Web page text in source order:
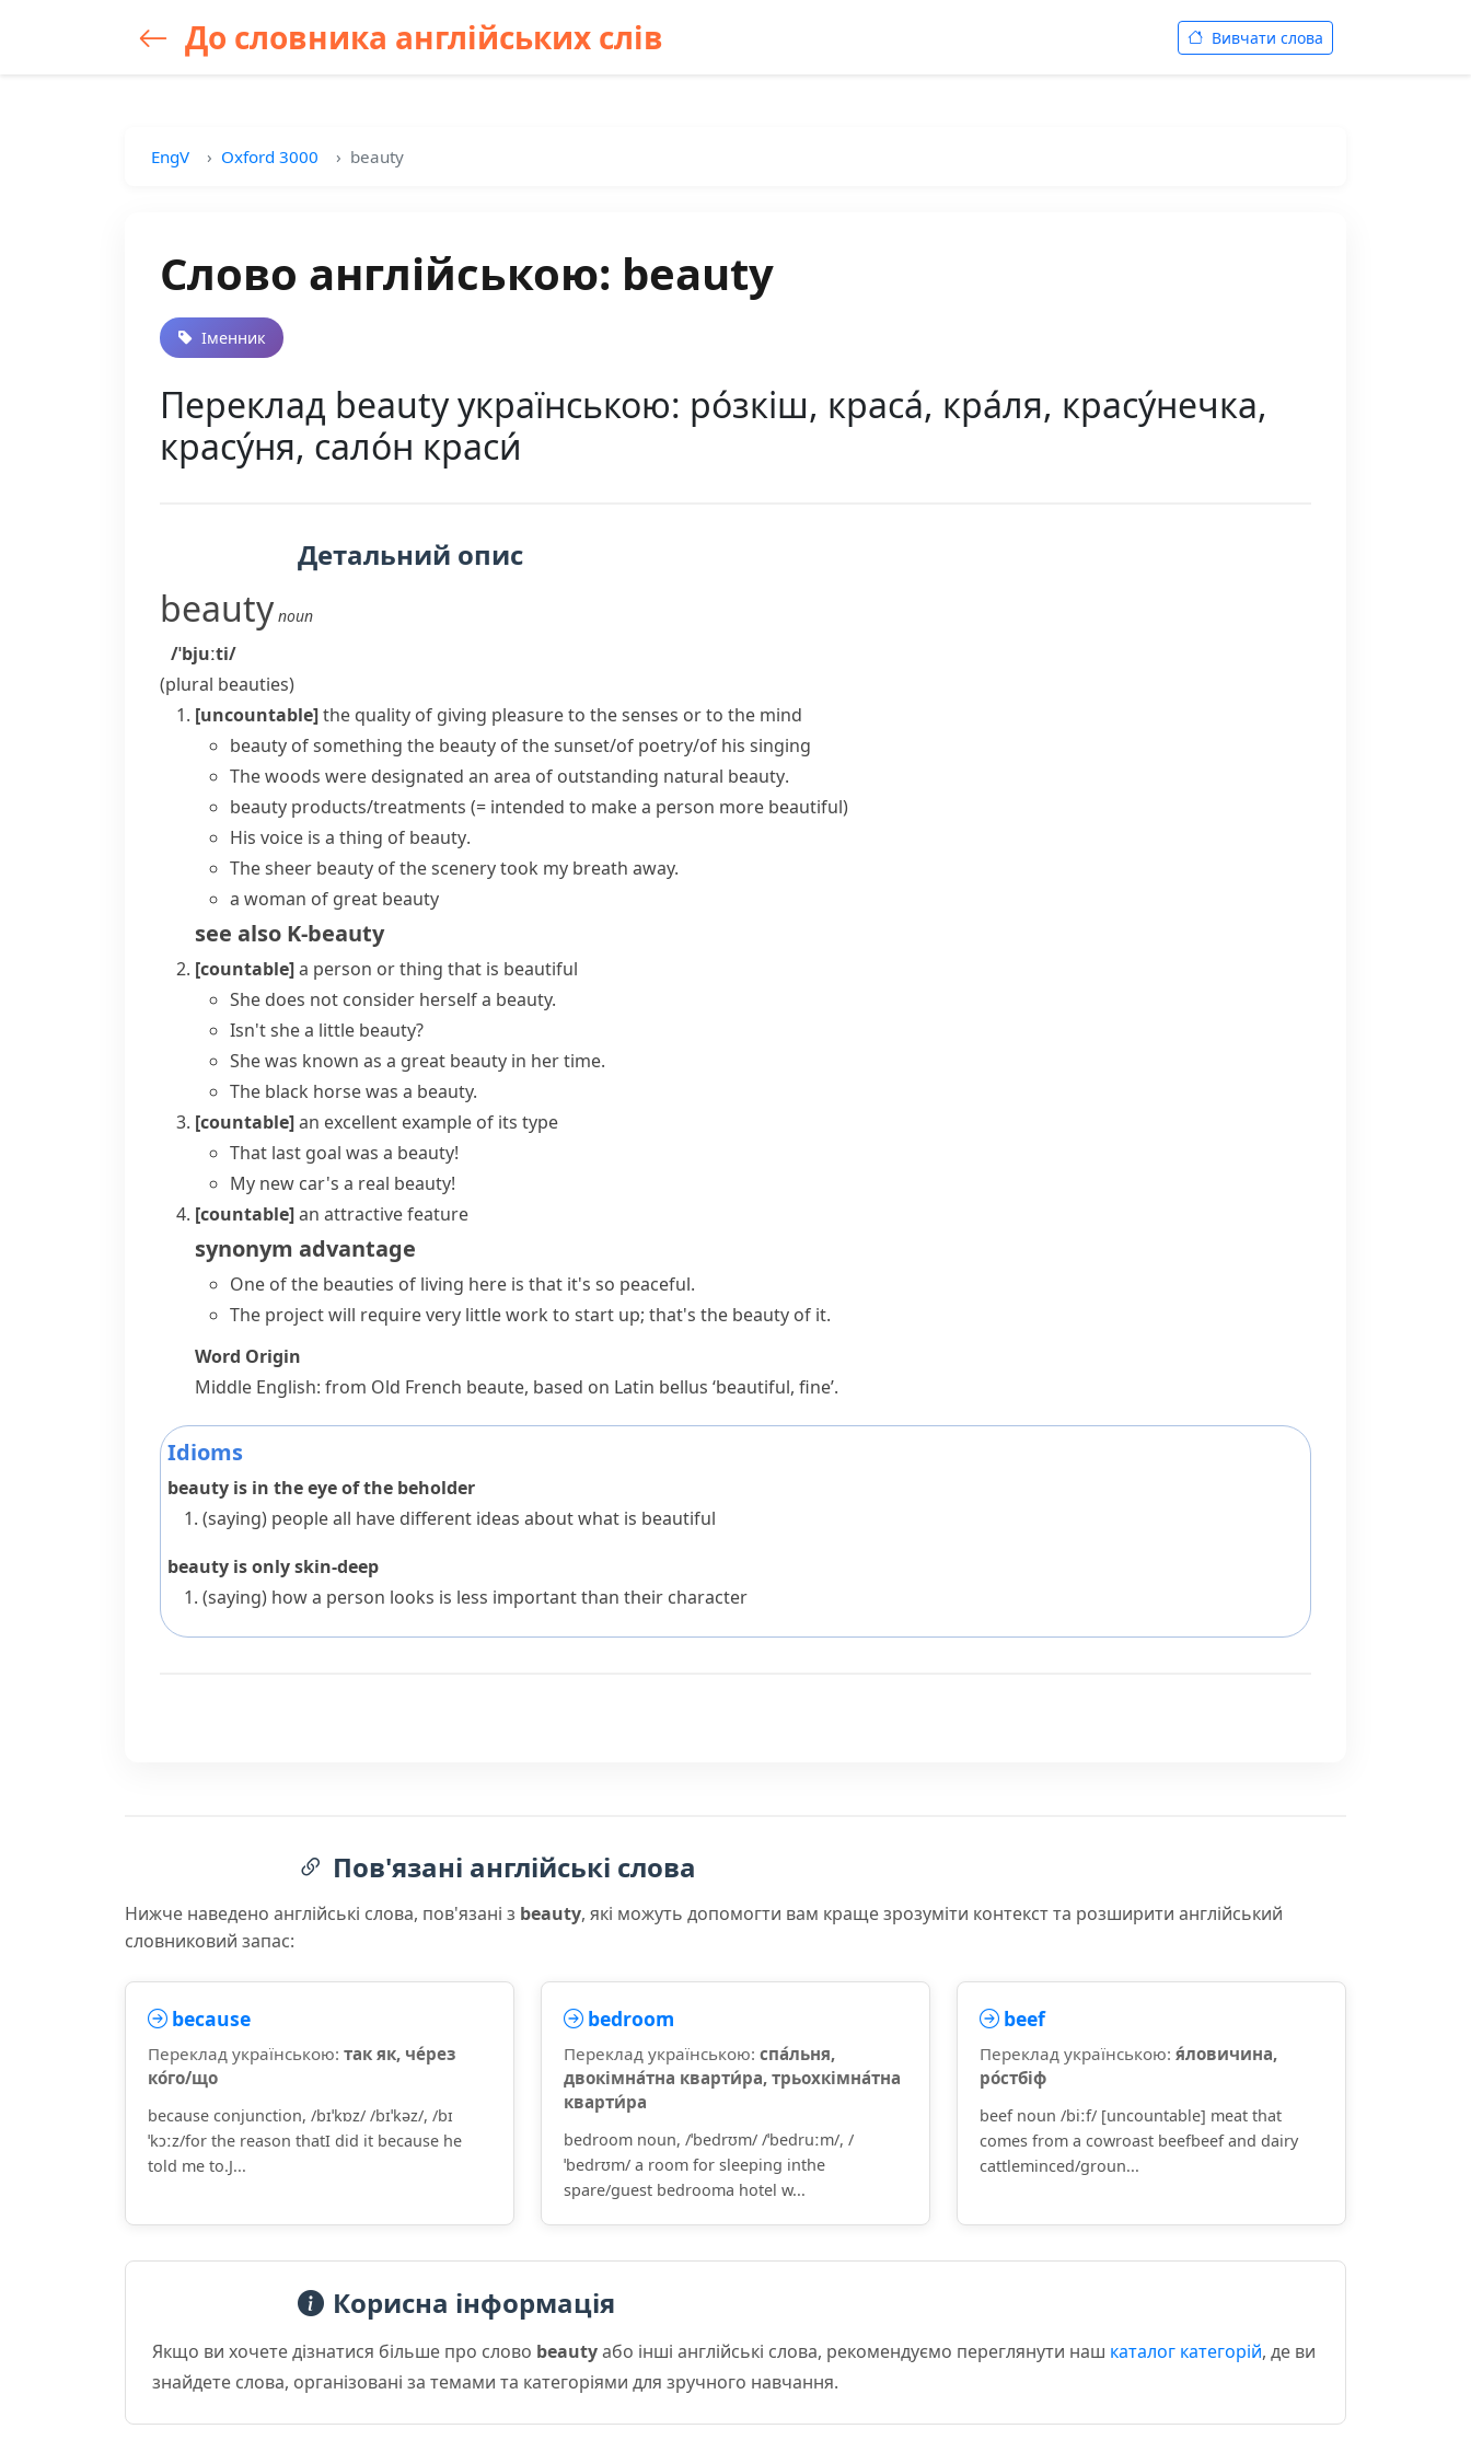
До словника англійських слів Вивчати слова
EngV Oxford 3000 beauty
Слово англійською: beauty
Іменник
Переклад beauty українською: ро́зкіш, краса́, кра́ля, красу́нечка,
красу́ня, сало́н краси́
Детальний опис
beauty noun
/ˈbjuːti/
(plural beauties)
[uncountable]the quality of giving pleasure to the senses or to the mind
beauty of something the beauty of the sunset/of poetry/of his singing
The woods were designated an area of outstanding natural beauty.
beauty products/treatments (= intended to make a person more beautiful)
His voice is a thing of beauty.
The sheer beauty of the scenery took my breath away.
a woman of great beauty
see also K-beauty
[countable]a person or thing that is beautiful
She does not consider herself a beauty.
Isn't she a little beauty?
She was known as a great beauty in her time.
The black horse was a beauty.
[countable]an excellent example of its type
That last goal was a beauty!
My new car's a real beauty!
[countable]an attractive feature
synonym advantage
One of the beauties of living here is that it's so peaceful.
The project will require very little work to start up; that's the beauty of it.
Word Origin
Middle English: from Old French beaute, based on Latin bellus ‘beautiful, fine’.
Idioms
beauty is in the eye of the beholder
(saying) people all have different ideas about what is beautiful
beauty is only skin-deep
(saying) how a person looks is less important than their character
Пов'язані англійські слова
Нижче наведено англійські слова, пов'язані з beauty, які можуть допомогти вам краще зрозуміти контекст та розширити англійський
словниковий запас:
because
Переклад українською: так як, че́рез
ко́го/що
because conjunction, /bɪˈkɒz/ /bɪˈkəz/, /bɪ
ˈkɔːz/for the reason thatI did it because he
told me to.J...
bedroom
Переклад українською: спа́льня,
двокімна́тна кварти́ра, трьохкімна́тна
кварти́ра
bedroom noun, /ˈbedrʊm/ /ˈbedruːm/, /
ˈbedrʊm/ a room for sleeping inthe
spare/guest bedrooma hotel w...
beef
Переклад українською: я́ловичина,
ро́стбіф
beef noun /biːf/ [uncountable] meat that
comes from a cowroast beefbeef and dairy
cattleminced/groun...
Корисна інформація
Якщо ви хочете дізнатися більше про слово beautyабо інші англійські слова, рекомендуємо переглянути наш каталог категорій, де ви
знайдете слова, організовані за темами та категоріями для зручного навчання.